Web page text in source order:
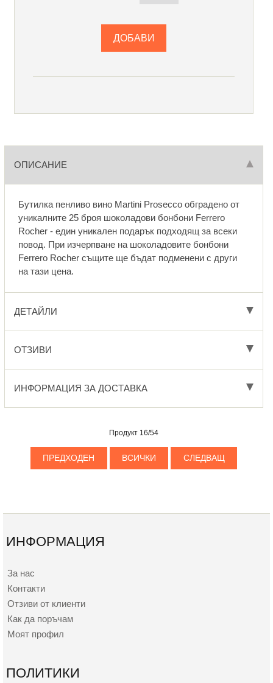
ОПИСАНИЕ
Бутилка пенливо вино Martini Prosecco обградено от
уникалните 25 броя шоколадови бонбони Ferrero
Rocher - един уникален подарък подходящ за всеки
повод. При изчерпване на шоколадовите бонбони
Ferrero Rocher същите ще бъдат подменени с други
на тази цена.
ДЕТАЙЛИ
ОТЗИВИ
ИНФОРМАЦИЯ ЗА ДОСТАВКА
Продукт 16/54
ПРЕДХОДЕН ВСИЧКИ СЛЕДВАЩ
ИНФОРМАЦИЯ
За нас
Контакти
Отзиви от клиенти
Как да поръчам
Моят профил
ПОЛИТИКИ